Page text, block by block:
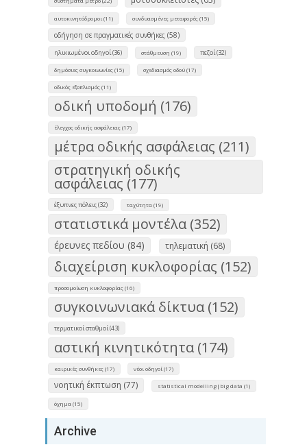
αυτοκινητόδρομοι (11) συνδυασμένες μεταφορές (15)
οδήγηση σε πραγματικές συνθήκες (58)
ηλικιωμένοι οδηγοί (36) στάθμευση (19) πεζοί (32)
δημόσιες συγκοινωνίες (15) σχεδιασμός οδού (17)
οδικός εξοπλισμός (11)
οδική υποδομή (176)
έλεγχος οδικής ασφάλειας (17)
μέτρα οδικής ασφάλειας (211)
στρατηγική οδικής
ασφάλειας (177)
έξυπνες πόλεις (32) ταχύτητα (19)
στατιστικά μοντέλα (352)
έρευνες πεδίου (84) τηλεματική (68)
διαχείριση κυκλοφορίας (152)
προσομοίωση κυκλοφορίας (16)
συγκοινωνιακά δίκτυα (152)
τερματικοί σταθμοί (43)
αστική κινητικότητα (174)
καιρικές συνθήκες (17) νέοι οδηγοί (17)
νοητική έκπτωση (77) statistical modelling|big data (1)
όχημα (15)
Archive